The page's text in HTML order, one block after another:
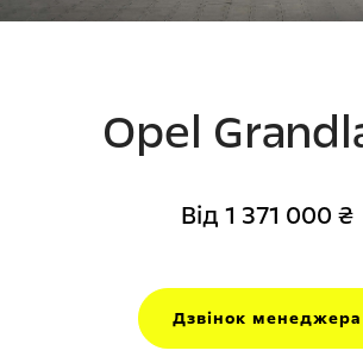
Opel
Від 1 371 000 ₴
Дзвінок менеджера